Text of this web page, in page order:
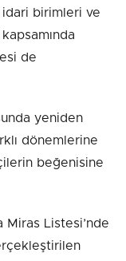
idari birimleri ve
de
yeniden
dönemlerine
beğenisine
Miras Listesi’nde